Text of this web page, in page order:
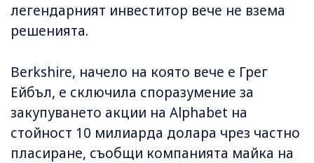
легендарният инвеститор вече не взема
решенията.
Berkshire, начело на която вече е Грег
Ейбъл, е сключила споразумение за
закупуването акции на Alphabet на
стойност 10 милиарда долара чрез частно
пласиране, съобщи компанията майка на